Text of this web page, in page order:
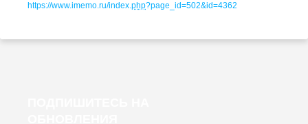
https://www.imemo.ru/index.php?page_id=502&id=4362